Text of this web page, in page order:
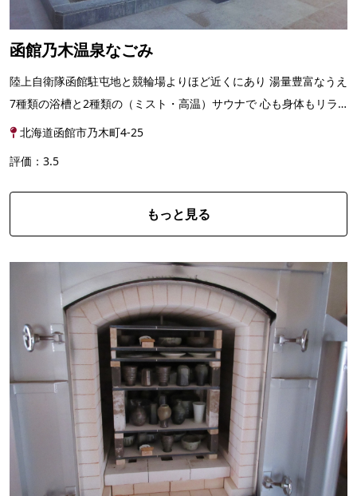
函館乃木温泉なごみ
陸上自衛隊函館駐屯地と競輪場よりほど近くにあり 湯量豊富なうえ
7種類の浴槽と2種類の（ミスト・高温）サウナで 心も身体もリラ
ックスできます。 女性には嬉しい岩盤浴（無料）や...
北海道函館市乃木町4-25
評価：3.5
もっと見る